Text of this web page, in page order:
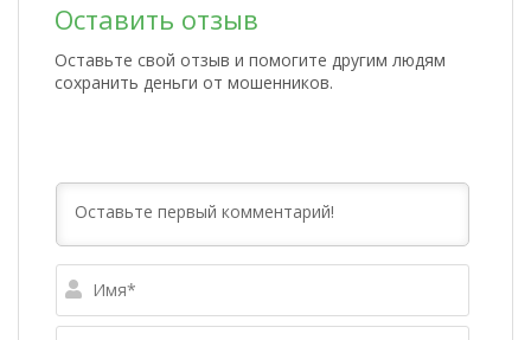
Оставить отзыв
Оставьте свой отзыв и помогите другим людям
сохранить деньги от мошенников.